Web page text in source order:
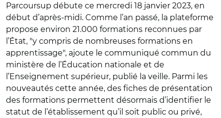
Parcoursup débute ce mercredi 18 janvier 2023, en
début d’après-midi. Comme l’an passé, la plateforme
propose environ 21.000 formations reconnues par
l’État, "y compris de nombreuses formations en
apprentissage", ajoute le communiqué commun du
ministère de l’Éducation nationale et de
l’Enseignement supérieur, publié la veille. Parmi les
nouveautés cette année, des fiches de présentation
des formations permettent désormais d’identifier le
statut de l’établissement qu’il soit public ou privé,